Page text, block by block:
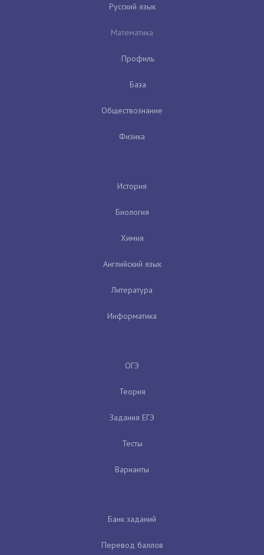
Русский язык
Математика
Профиль
База
Обществознание
Физика
История
Биология
Химия
Английский язык
Литература
Информатика
ОГЭ
Теория
Задания ЕГЭ
Тесты
Варианты
Банк заданий
Перевод баллов